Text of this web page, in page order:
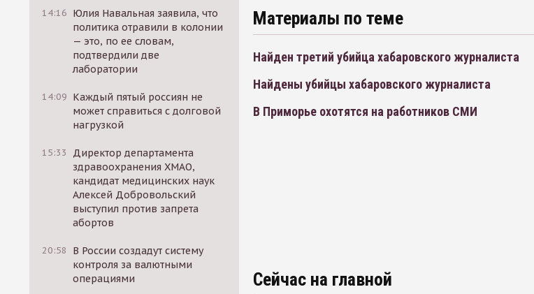
14:16 Юлия Навальная заявила, что
политика отравили в колонии
— это, по ее словам,
подтвердили две
лаборатории
14:09 Каждый пятый россиян не
может справиться с долговой
нагрузкой
15:33
Директор департамента
здравоохранения ХМАО,
кандидат медицинских наук
Алексей Добровольский
выступил против запрета
абортов
20:58
В России создадут систему
контроля за валютными
операциями
Материалы по теме
Найден третий убийца хабаровского журналиста
Найдены убийцы хабаровского журналиста
В Приморье охотятся на работников СМИ
Сейчас на главной